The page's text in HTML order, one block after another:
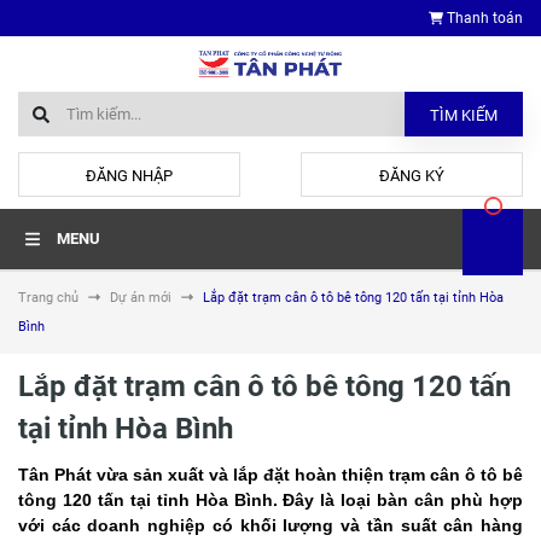
Thanh toán
TÌM KIẾM
ĐĂNG NHẬP ĐĂNG KÝ
MENU
Trang chủ Dự án mới
Lắp đặt trạm cân ô tô bê tông 120 tấn tại tỉnh Hòa
Bình
Lắp đặt trạm cân ô tô bê tông 120 tấn
tại tỉnh Hòa Bình
Tân Phát vừa sản xuất và lắp đặt hoàn thiện trạm cân ô tô bê
tông 120 tấn tại tỉnh Hòa Bình. Đây là loại bàn cân phù hợp
với các doanh nghiệp có khối lượng và tần suất cân hàng